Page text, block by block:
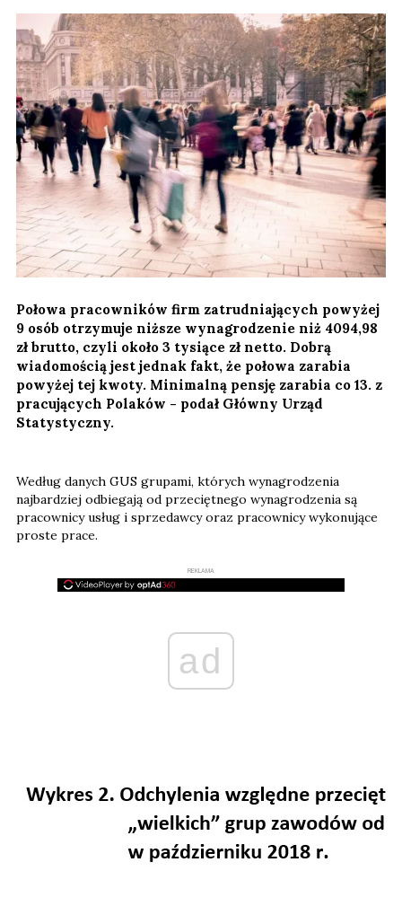
Połowa pracowników firm zatrudniających powyżej
9 osób otrzymuje niższe wynagrodzenie niż 4094,98
zł brutto, czyli około 3 tysiące zł netto. Dobrą
wiadomością jest jednak fakt, że połowa zarabia
powyżej tej kwoty. Minimalną pensję zarabia co 13. z
pracujących Polaków - podał Główny Urząd
Statystyczny.
Według danych GUS grupami, których wynagrodzenia
najbardziej odbiegają od przeciętnego wynagrodzenia są
pracownicy usług i sprzedawcy oraz pracownicy wykonujące
proste prace.
REKLAMA
ad